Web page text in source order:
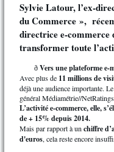
Sylvie Latour, l’ex-
du Commerce »,
directrice e-commerce
transformer toute
ð Vers une plateforme e-
Avec plus de 11 millions de
déjà une audience importante.
général Médiamétrie//
L’activité e-commerce, elle,
de + 15% depuis 2014.
Mais par rapport à un chiffre
d'euros, cela reste encore